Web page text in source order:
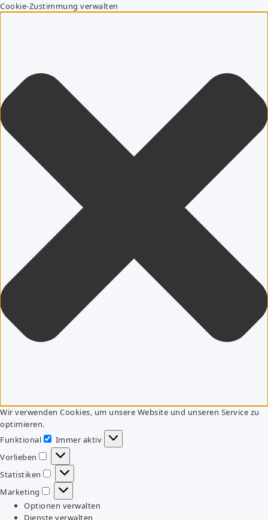
Cookie-Zustimmung verwalten
Wir verwenden Cookies, um unsere Website und unseren Service zu
optimieren.
Funktional
Funktional
Immer aktiv
Vorlieben
Vorlieben
Statistiken
Statistiken
Marketing
Marketing
Optionen verwalten
Dienste verwalten